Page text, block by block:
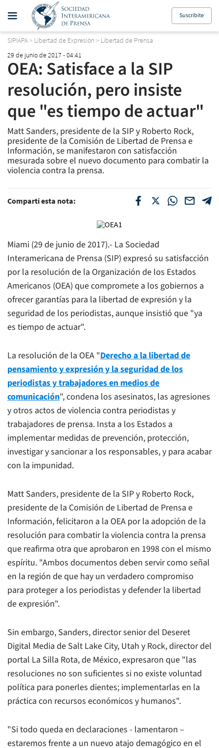
Suscribite
SIPIAPA> Libertad de Expresión> Libertad de Prensa
29 de junio de 2017 - 04:41
OEA: Satisface a la SIP
resolución, pero insiste
que "es tiempo de actuar"
Matt Sanders, presidente de la SIP y Roberto Rock,
presidente de la Comisión de Libertad de Prensa e
Información, se manifestaron con satisfacción
mesurada sobre el nuevo documento para combatir la
violencia contra la prensa.
Compartí esta nota:
Miami (29 de junio de 2017).- La Sociedad
Interamericana de Prensa (SIP) expresó su satisfacción
por la resolución de la Organización de los Estados
Americanos (OEA) que compromete a los gobiernos a
ofrecer garantías para la libertad de expresión y la
seguridad de los periodistas, aunque insistió que "ya
es tiempo de actuar".
La resolución de la OEA "Derecho a la libertad de
pensamiento y expresión y la seguridad de los
periodistas y trabajadores en medios de
comunicación", condena los asesinatos, las agresiones
y otros actos de violencia contra periodistas y
trabajadores de prensa. Insta a los Estados a
implementar medidas de prevención, protección,
investigar y sancionar a los responsables, y para acabar
con la impunidad.
Matt Sanders, presidente de la SIP y Roberto Rock,
presidente de la Comisión de Libertad de Prensa e
Información, felicitaron a la OEA por la adopción de la
resolución para combatir la violencia contra la prensa
que reafirma otra que aprobaron en 1998 con el mismo
espíritu. "Ambos documentos deben servir como señal
en la región de que hay un verdadero compromiso
para proteger a los periodistas y defender la libertad
de expresión".
Sin embargo, Sanders, director senior del Deseret
Digital Media de Salt Lake City, Utah y Rock, director del
portal La Silla Rota, de México, expresaron que "las
resoluciones no son suficientes si no existe voluntad
política para ponerles dientes; implementarlas en la
práctica con recursos económicos y humanos".
"Si todo queda en declaraciones - lamentaron –
estaremos frente a un nuevo atajo demagógico en el